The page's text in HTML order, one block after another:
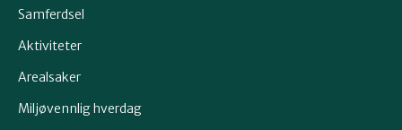
Samferdsel
Aktiviteter
Arealsaker
Miljøvennlig hverdag